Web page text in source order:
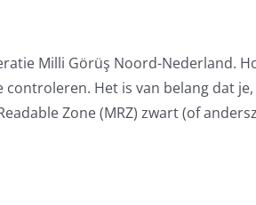
Milli Görüş Noord-Nederland.
Het is van belang dat
Zone (MRZ) zwart (of